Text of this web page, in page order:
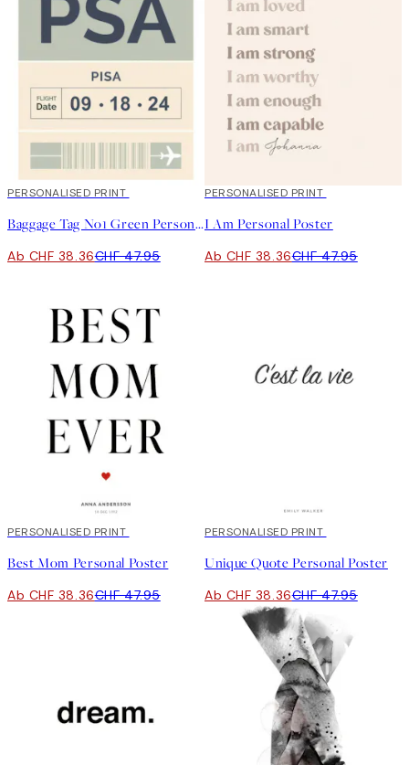
20%*
PERSONALISED PRINT
Baggage Tag No1 Green Personal Poster
Ab CHF 38.36CHF 47.95
20%*
PERSONALISED PRINT
I Am Personal Poster
Ab CHF 38.36CHF 47.95
20%*
PERSONALISED PRINT
Best Mom Personal Poster
Ab CHF 38.36CHF 47.95
20%*
PERSONALISED PRINT
Unique Quote Personal Poster
Ab CHF 38.36CHF 47.95